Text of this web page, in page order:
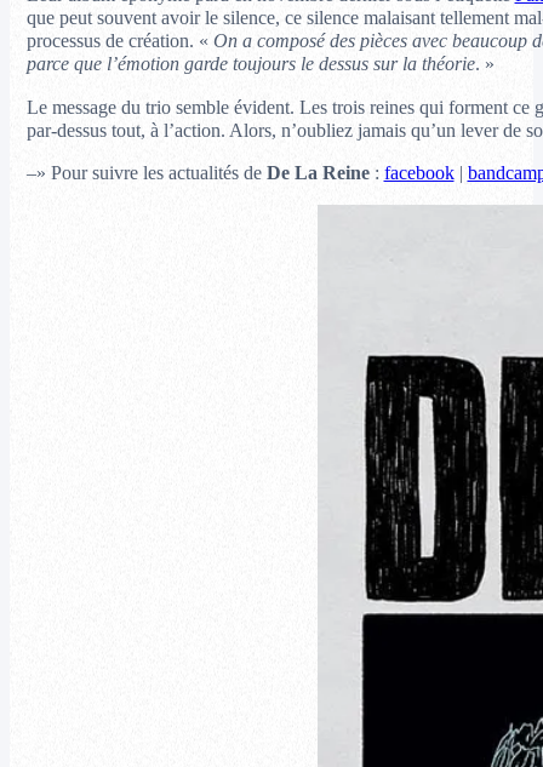
que peut souvent avoir le silence, ce silence malaisant tellement
processus de création. « On a composé des pièces avec beaucoup
parce que l’émotion garde toujours le dessus sur la théorie. »
Le message du trio semble évident. Les trois reines qui forment ce
par-dessus tout, à l’action. Alors, n’oubliez jamais qu’un lever
–» Pour suivre les actualités de De La Reine: facebook|